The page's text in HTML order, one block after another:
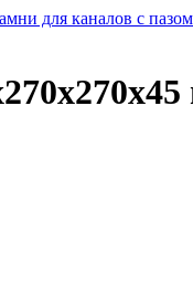
для каналов с